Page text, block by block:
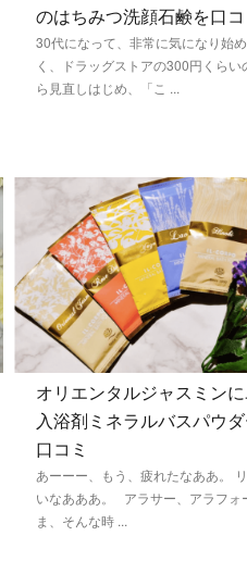
のはちみつ洗顔石鹸を口コ
30代になって、非常に気になり始
く、ドラッグストアの300円くら
ら見直しはじめ、「こ ...
オリエンタルジャスミン
入浴剤ミネラルバスパウ
口コミ
あーーー、もう、疲れたなああ。
いなあああ。 アラサー、アラフォ
ま、そんな時 ...